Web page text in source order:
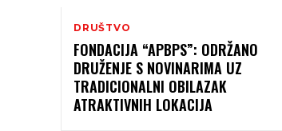
DRUŠTVO
FONDACIJA “APBPS”: ODRŽANO
DRUŽENJE S NOVINARIMA UZ
TRADICIONALNI OBILAZAK
ATRAKTIVNIH LOKACIJA